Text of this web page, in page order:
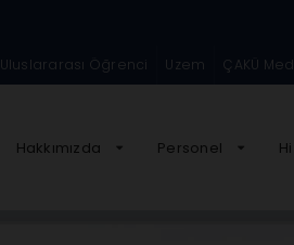
Uluslararası Öğrenci Uzem ÇAKÜ
Hakkımızda Personel